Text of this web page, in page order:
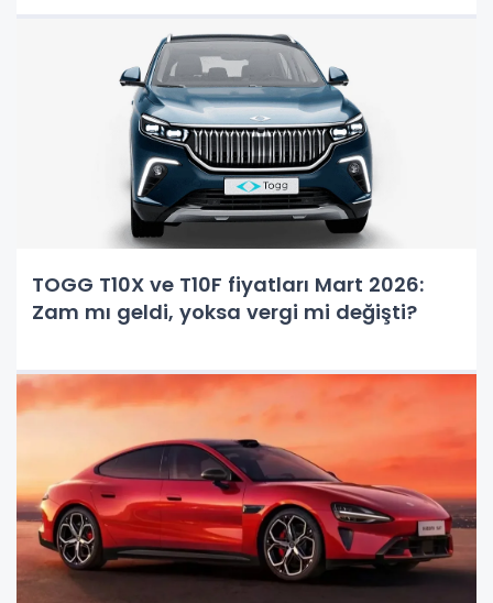
TOGG T10X ve T10F fiyatları Mart 2026:
Zam mı geldi, yoksa vergi mi değişti?